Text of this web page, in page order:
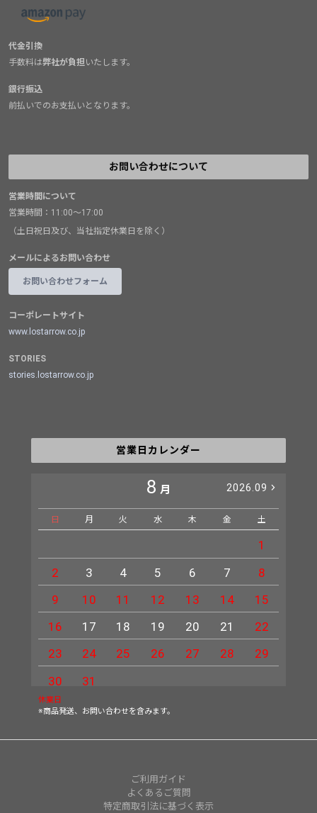
代金引換
手数料は弊社が負担いたします。
銀行振込
前払いでのお支払いとなります。
お問い合わせについて
営業時間について
営業時間：11:00～17:00
（土日祝日及び、当社指定休業日を除く）
メールによるお問い合わせ
お問い合わせフォーム
コーポレートサイト
www.lostarrow.co.jp
STORIES
stories.lostarrow.co.jp
営業日カレンダー
8 月 2026.09
日 月 火 水 木 金 土
1
2
3 4 5 6 7
8
9
10 11 12 13 14
15
16
17 18 19 20 21
22
23
24 25 26 27 28
29
30
31
休業日
※商品発送、お問い合わせを含みます。
ご利用ガイド
よくあるご質問
特定商取引法に基づく表示